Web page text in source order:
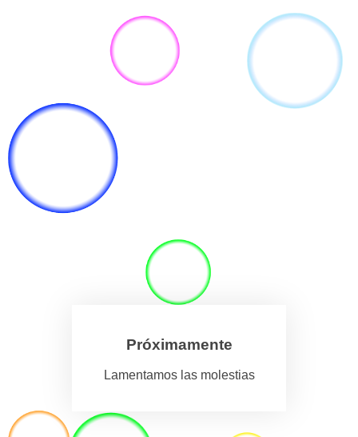
Próximamente
Lamentamos las molestias